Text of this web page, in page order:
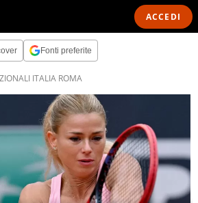
ACCEDI
Fonti preferite
ITALIA ROMA